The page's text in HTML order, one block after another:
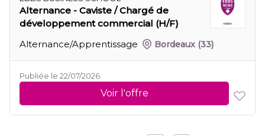
Alternance - Caviste / Chargé de
développement commercial (H/F)
Alternance/Apprentissage
Bordeaux (33)
Publiée le 22/07/2026
Voir l'offre